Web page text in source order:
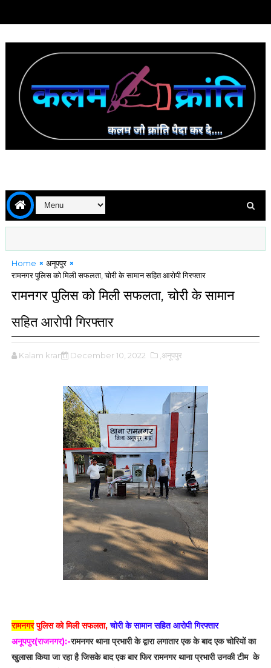
Home
अनूपपुर
रामनगर पुलिस को मिली सफलता, चोरी के सामान सहित आरोपी गिरफ्तार
रामनगर पुलिस को मिली सफलता, चोरी के सामान
सहित आरोपी गिरफ्तार
Kalam kranti December 10, 2022 ,अनूपपुर
रामनगरपुलिस को मिली सफलता,चोरी के सामान सहित आरोपी गिरफ्तार
अनूपपुर(राजनगर):-रामनगर थाना प्रभारी के द्वारा लगातार एक के बाद एक चोरियों का
खुलासा किया जा रहा है जिसके बाद एक बार फिर रामनगर थाना प्रभारी उनकी टीम के